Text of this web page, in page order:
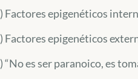
Factores epigenéticos
Factores epigenéticos
“No es ser paranoico, es